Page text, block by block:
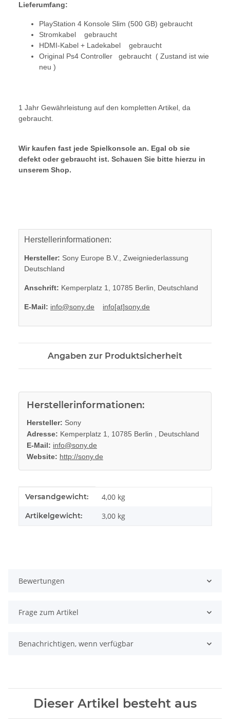
Lieferumfang:
PlayStation 4 Konsole Slim (500 GB) gebraucht
Stromkabel gebraucht
HDMI-Kabel + Ladekabel gebraucht
Original Ps4 Controller gebraucht ( Zustand ist wie
neu )
1 Jahr Gewährleistung auf den kompletten Artikel, da
gebraucht.
Wir kaufen fast jede Spielkonsole an. Egal ob sie
defekt oder gebraucht ist. Schauen Sie bitte hierzu in
unserem Shop.
Herstellerinformationen:
Hersteller: Sony Europe B.V., Zweigniederlassung
Deutschland
Anschrift: Kemperplatz 1, 10785 Berlin, Deutschland
E-Mail: info@sony.de info[at]sony.de
Angaben zur Produktsicherheit
Herstellerinformationen:
Hersteller: Sony
Adresse: Kemperplatz 1, 10785 Berlin , Deutschland
E-Mail: info@sony.de
Website: http://sony.de
Produkteigenschaft
Wert
Versandgewicht: 4,00 kg
Artikelgewicht: 3,00 kg
Bewertungen
Frage zum Artikel
Benachrichtigen, wenn verfügbar
Dieser Artikel besteht aus